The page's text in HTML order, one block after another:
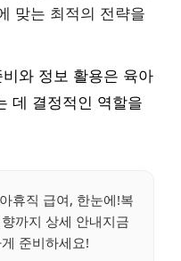
맞는 최적의 전략을
와 정보 활용은 육아
데 결정적인 역할을
휴직 급여, 한눈에!복
까지 상세 안내지금
준비하세요!